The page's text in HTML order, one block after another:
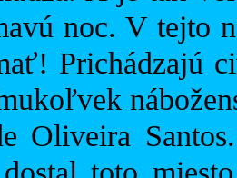
noc. V tejto
Prichádzajú
Oliveira